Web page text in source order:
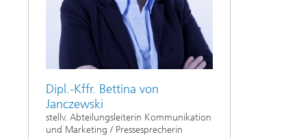
Dipl.-Kffr. Bettina von
Janczewski
stellv. Abteilungsleiterin Kommunikation
und Marketing / Pressesprecherin